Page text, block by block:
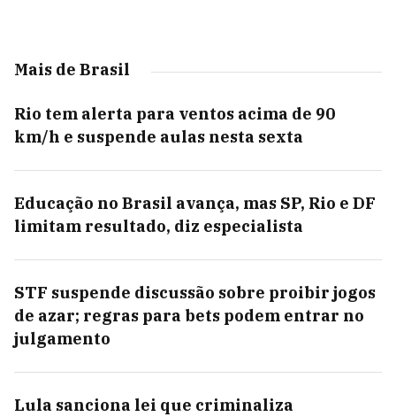
Mais de Brasil
Rio tem alerta para ventos acima de 90
km/h e suspende aulas nesta sexta
Educação no Brasil avança, mas SP, Rio e DF
limitam resultado, diz especialista
STF suspende discussão sobre proibir jogos
de azar; regras para bets podem entrar no
julgamento
Lula sanciona lei que criminaliza